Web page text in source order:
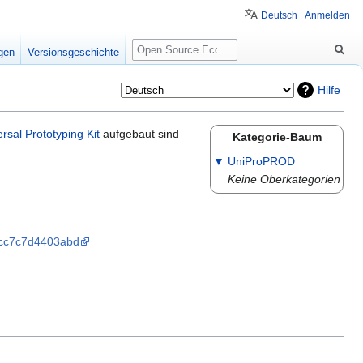
Hilfe
Kategorie-Baum
▼ UniProPROD
Keine Oberkategorien
Prototyping Kit aufgebaut sind
Deutsch Anmelden
Versionsgeschichte
Suche